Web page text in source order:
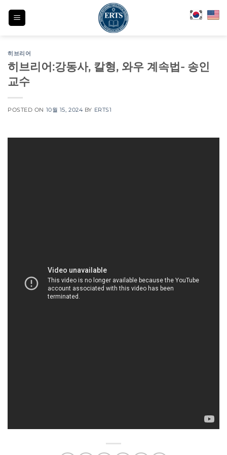
히브리어
히브리어:강동사, 칼형, 와우 계속법- 송인
교수
POSTED ON 10월 15, 2024 BY ERTS1